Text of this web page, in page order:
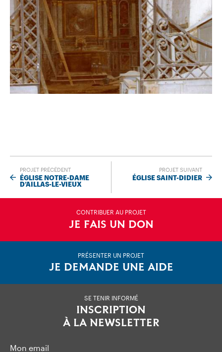
PROJET PRÉCÉDENT
ÉGLISE NOTRE-DAME
D’AILLAS-LE-VIEUX
PROJET SUIVANT
ÉGLISE SAINT-DIDIER
CONTRIBUER AU PROJET
JE FAIS UN DON
PRÉSENTER UN PROJET
JE DEMANDE UNE AIDE
SE TENIR INFORMÉ
INSCRIPTION
À LA NEWSLETTER
Mon email